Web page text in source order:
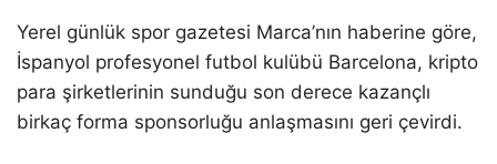
Yerel günlük spor gazetesi Marca’nın haberine göre,
İspanyol profesyonel futbol kulübü Barcelona, ​​kripto
para şirketlerinin sunduğu son derece kazançlı
birkaç forma sponsorluğu anlaşmasını geri çevirdi.